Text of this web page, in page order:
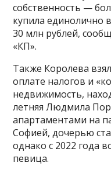
собственность —
купила единолично
30 млн рублей,
«КП».
Также Королева
оплате налогов и
недвижимость,
летняя Людмила
апартаментами на
Софией, дочерью
однако с 2022 года
певица.